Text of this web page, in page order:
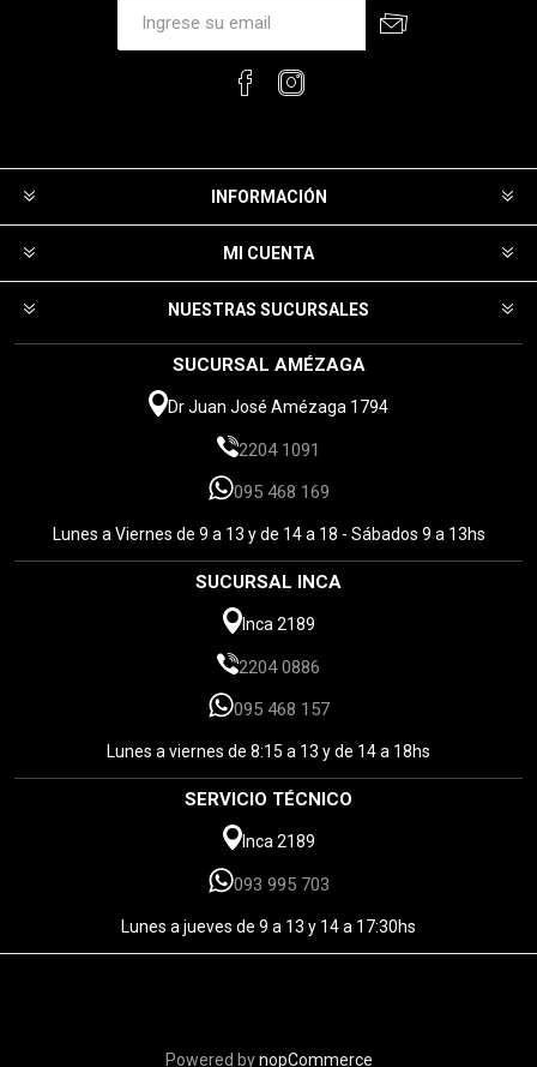
INFORMACIÓN
MI CUENTA
NUESTRAS SUCURSALES
SUCURSAL AMÉZAGA
Dr Juan José Amézaga 1794
2204 1091
095 468 169
Lunes a Viernes de 9 a 13 y de 14 a 18 - Sábados 9 a 13hs
SUCURSAL INCA
Inca 2189
2204 0886
095 468 157
Lunes a viernes de 8:15 a 13 y de 14 a 18hs
SERVICIO TÉCNICO
Inca 2189
093 995 703
Lunes a jueves de 9 a 13 y 14 a 17:30hs
Powered bynopCommerce